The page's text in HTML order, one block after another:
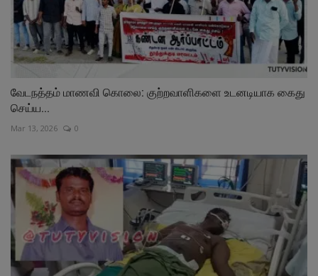
வேடநத்தம் மாணவி கொலை: குற்றவாளிகளை உடனடியாக கைது
செய்ய...
Mar 13, 2026 0